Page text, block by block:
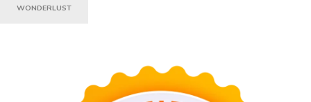
WONDERLUST